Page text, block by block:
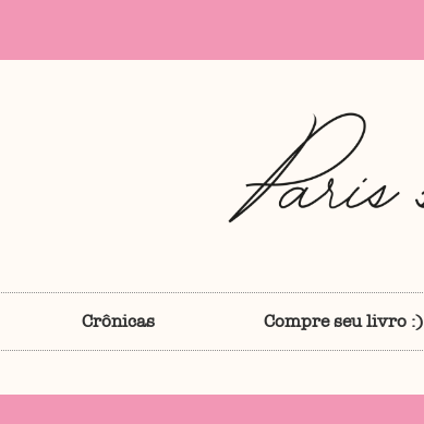
Crônicas Compre seu livro :)